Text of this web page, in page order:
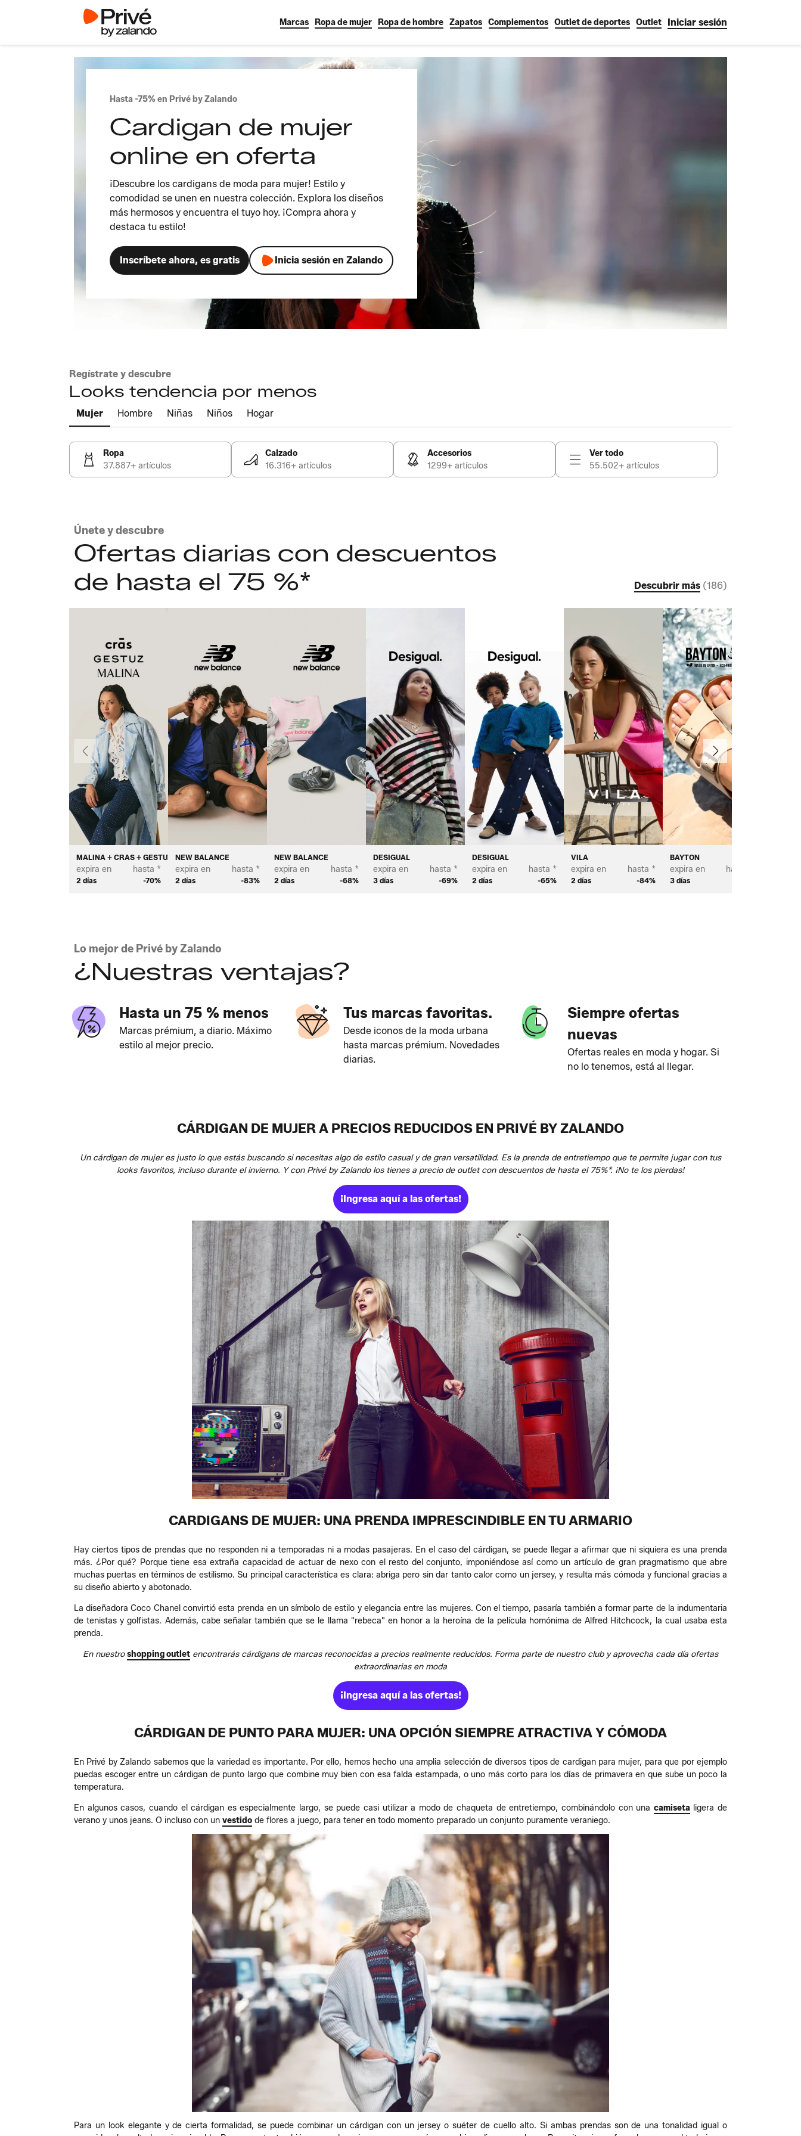
Marcas Ropa de mujer Ropa de hombre Zapatos Complementos Outlet de deportes Outlet Iniciar sesión
Hasta -75% en Privé by Zalando
Cardigan de mujer
online en oferta
¡Descubre los cardigans de moda para mujer! Estilo y
comodidad se unen en nuestra colección. Explora los diseños
más hermosos y encuentra el tuyo hoy. ¡Compra ahora y
destaca tu estilo!
Inscríbete ahora, es gratis Inicia sesión en Zalando
Regístrate y descubre
Looks tendencia por menos
Mujer Hombre Niñas Niños Hogar
Ropa
37.887+ artículos
Calzado
16.316+ artículos
Accesorios
1299+ artículos
Ver todo
55.502+ artículos
Únete y descubre
Ofertas diarias con descuentos
de hasta el 75 %*
Descubrir más (186)
MALINA + CRAS + GESTUZ
expira en
2 días
hasta *
-70%
NEW BALANCE
expira en
2 días
hasta *
-83%
NEW BALANCE
expira en
2 días
hasta *
-68%
DESIGUAL
expira en
3 días
hasta *
-69%
DESIGUAL
expira en
2 días
hasta *
-65%
VILA
expira en
2 días
hasta *
-84%
BAYTON
expira en
3 días
hasta *
Anteriormente Continuar
Lo mejor de Privé by Zalando
¿Nuestras ventajas?
Hasta un 75 % menos
Marcas prémium, a diario. Máximo
estilo al mejor precio.
Tus marcas favoritas.
Desde iconos de la moda urbana
hasta marcas prémium. Novedades
diarias.
Siempre ofertas
nuevas
Ofertas reales en moda y hogar. Si
no lo tenemos, está al llegar.
CÁRDIGAN DE MUJER A PRECIOS REDUCIDOS EN PRIVÉ BY ZALANDO
Un cárdigan de mujer es justo lo que estás buscando si necesitas algo de estilo casual y de gran versatilidad. Es la prenda de entretiempo que te permite jugar con tus
looks favoritos, incluso durante el invierno. Y con Privé by Zalando los tienes a precio de outlet con descuentos de hasta el 75%*. ¡No te los pierdas!
¡Ingresa aquí a las ofertas!
CARDIGANS DE MUJER: UNA PRENDA IMPRESCINDIBLE EN TU ARMARIO
Hay ciertos tipos de prendas que no responden ni a temporadas ni a modas pasajeras. En el caso del cárdigan, se puede llegar a afirmar que ni siquiera es una prenda
más. ¿Por qué? Porque tiene esa extraña capacidad de actuar de nexo con el resto del conjunto, imponiéndose así como un artículo de gran pragmatismo que abre
muchas puertas en términos de estilismo. Su principal característica es clara: abriga pero sin dar tanto calor como un jersey, y resulta más cómoda y funcional gracias a
su diseño abierto y abotonado.
La diseñadora Coco Chanel convirtió esta prenda en un símbolo de estilo y elegancia entre las mujeres. Con el tiempo, pasaría también a formar parte de la indumentaria
de tenistas y golfistas. Además, cabe señalar también que se le llama "rebeca" en honor a la heroína de la película homónima de Alfred Hitchcock, la cual usaba esta
prenda.
En nuestroshopping outlet encontrarás cárdigans de marcas reconocidas a precios realmente reducidos. Forma parte de nuestro club y aprovecha cada día ofertas
extraordinarias en moda
¡Ingresa aquí a las ofertas!
CÁRDIGAN DE PUNTO PARA MUJER: UNA OPCIÓN SIEMPRE ATRACTIVA Y CÓMODA
En Privé by Zalando sabemos que la variedad es importante. Por ello, hemos hecho una amplia selección de diversos tipos de cardigan para mujer, para que por ejemplo
puedas escoger entre un cárdigan de punto largo que combine muy bien con esa falda estampada, o uno más corto para los días de primavera en que sube un poco la
temperatura.
En algunos casos, cuando el cárdigan es especialmente largo, se puede casi utilizar a modo de chaqueta de entretiempo, combinándolo con una camisetaligera de
verano y unos jeans. O incluso con un vestido de flores a juego, para tener en todo momento preparado un conjunto puramente veraniego.
Para un look elegante y de cierta formalidad, se puede combinar un cárdigan con un jersey o suéter de cuello alto. Si ambas prendas son de una tonalidad igual o